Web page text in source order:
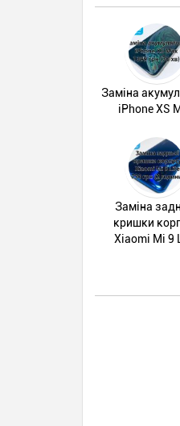
Заміна
iPhone XS
Заміна
кришки
Xiaomi Mi 9